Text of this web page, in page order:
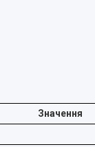
Значення